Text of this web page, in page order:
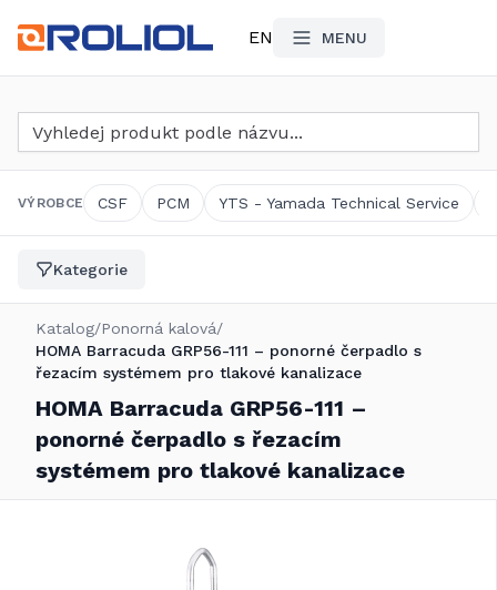
EN MENU
Vyhledat produkt
VÝROBCE CSF PCM YTS - Yamada Technical Service
Kategorie
Katalog/Ponorná kalová/
HOMA Barracuda GRP56-111 – ponorné čerpadlo s
řezacím systémem pro tlakové kanalizace
HOMA Barracuda GRP56-111 –
ponorné čerpadlo s řezacím
systémem pro tlakové kanalizace